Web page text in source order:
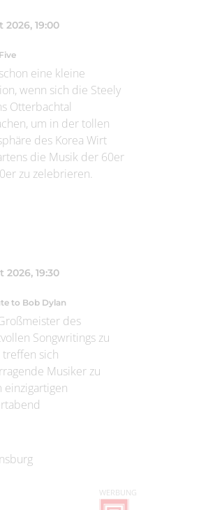
2026, 19:00
eine kleine
wenn sich die Steely
Otterbachtal
um in der tollen
des Korea Wirt
die Musik der 60er
zu zelebrieren.
2026, 19:30
to Bob Dylan
des
Songwritings zu
treffen sich
Musiker zu
einzigartigen
WERBUNG